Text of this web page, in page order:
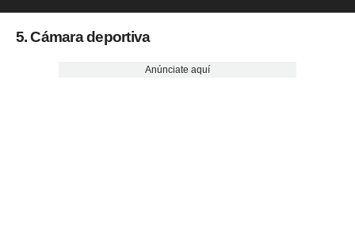
5. Cámara deportiva
Anúnciate aquí